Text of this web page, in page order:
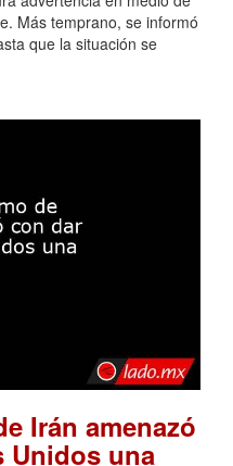
Más temprano, se informó
que la situación se
Irán amenazó
Unidos una